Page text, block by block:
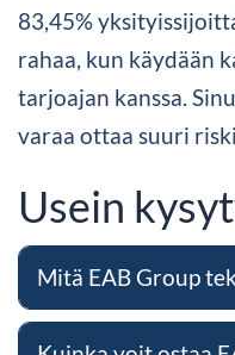
83,45%
rahaa, kun käydään
tarjoajan kanssa.
varaa ottaa suuri
Usein
Mitä EAB Group